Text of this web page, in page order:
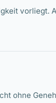
vorliegt.
ohne